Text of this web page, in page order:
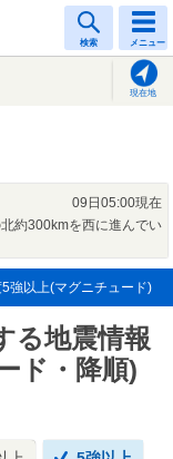
検索 メニュー
現在地
09日05:00現在
約300kmを西に進んでい
5強以上(マグニチュード)
る地震情報
ド・降順)